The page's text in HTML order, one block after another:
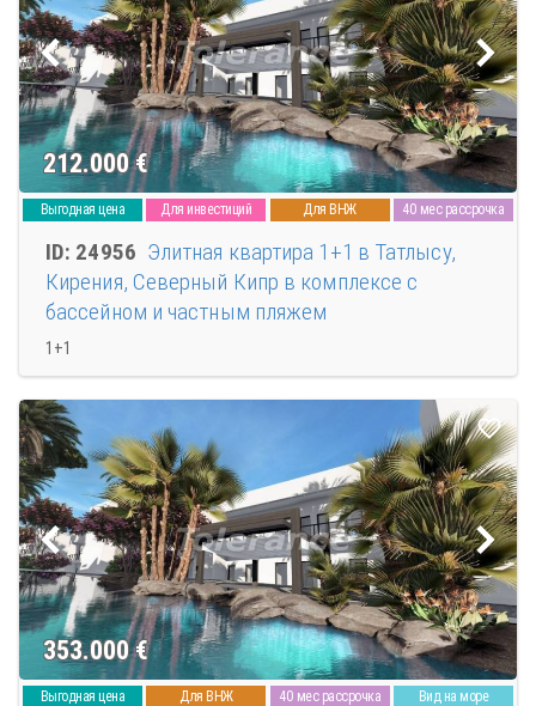
212.000€
Выгодная цена Для инвестиций Для ВНЖ 40 мес рассрочка
ID: 24956 Элитная квартира 1+1 в Татлысу,
Кирения, Северный Кипр в комплексе с
бассейном и частным пляжем
1+1
353.000€
Выгодная цена Для ВНЖ 40 мес рассрочка Вид на море